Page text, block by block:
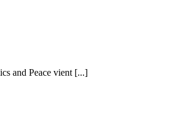
and Peace vient [...]